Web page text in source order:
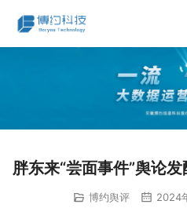
胖东来“尝面事件”舆论
博约舆评 2024